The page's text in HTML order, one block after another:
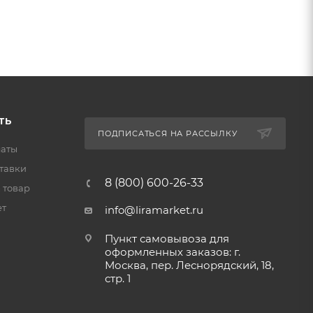
товар
ПОДПИСАТЬСЯ НА РАССЫЛКУ
8 (800) 600-26-33
info@liramarket.ru
Пункт самовывоза для
оформленных заказов: г.
Москва, пер. Леснорядский, 18,
стр. 1